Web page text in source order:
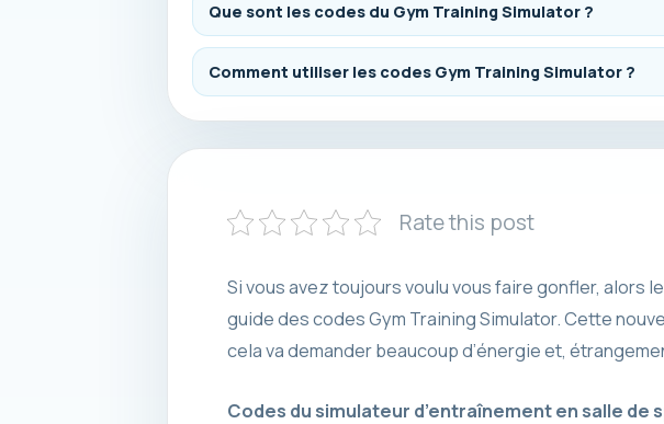
Que sont les codes du Gym Training Simulator ?
Comment utiliser les codes Gym Training Simulator ?
Rate this post
Si vous avez toujours voulu vous faire gonfler, alors
guide des codes Gym Training Simulator. Cette
cela va demander beaucoup d’énergie et,
Codes du simulateur d’entraînement en salle de